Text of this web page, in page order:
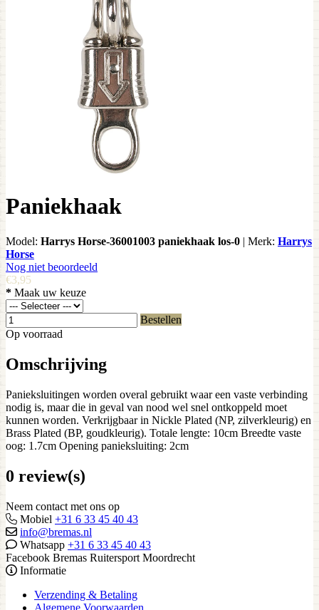
Paniekhaak
Model: Harrys Horse-36001003 paniekhaak los-0 | Merk: Harrys
Horse
Nog niet beoordeeld
€3,95
* Maak uw keuze
Bestellen
Op voorraad
Omschrijving
Panieksluitingen worden overal gebruikt waar een vaste verbinding
nodig is, maar die in geval van nood wel snel ontkoppeld moet
kunnen worden. Verkrijgbaar in Nickle Plated (NP, zilverkleurig) en
Brass Plated (BP, goudkleurig). Totale lengte: 10cm Breedte vaste
oog: 1.7cm Opening panieksluiting: 2cm
0 review(s)
Neem contact met ons op
Mobiel +31 6 33 45 40 43
info@bremas.nl
Whatsapp +31 6 33 45 40 43
Facebook Bremas Ruitersport Moordrecht
Informatie
Verzending & Betaling
Algemene Voorwaarden